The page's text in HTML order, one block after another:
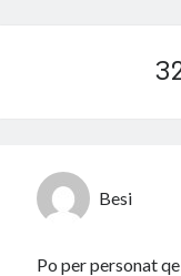
Besi
Po per personat